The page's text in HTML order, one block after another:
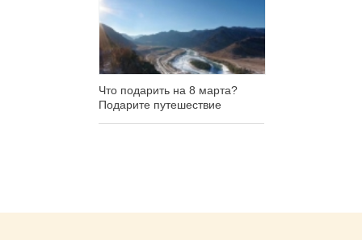
Что подарить на 8 марта?
Подарите путешествие